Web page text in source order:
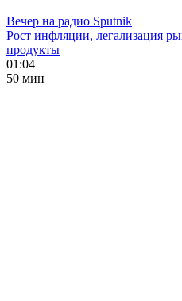
Вечер на радио Sputnik
Рост инфляции, легализация
продукты
01:04
50 мин